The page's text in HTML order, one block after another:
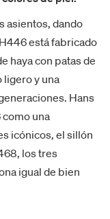
asientos, dando
está fabricado
haya con patas de
ligero y una
Hans
una
icónicos, el sillón
los tres
igual de bien